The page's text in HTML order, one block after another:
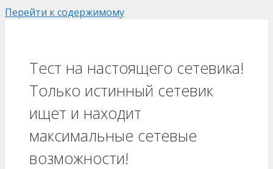
Перейти к содержимому
Тест на настоящего сетевика!
Только истинный сетевик
ищет и находит
максимальные сетевые
возможности!